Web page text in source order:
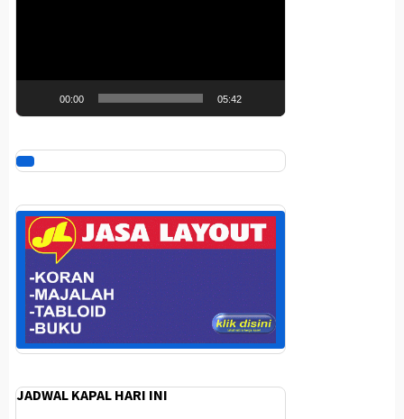
00:00 05:42
JADWAL KAPAL HARI INI